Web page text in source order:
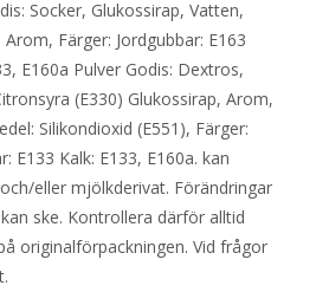
Socker, Glukossirap, Vatten,
Färger: Jordgubbar: E163
E160a Pulver Godis: Dextros,
(E330) Glukossirap, Arom,
Silikondioxid (E551), Färger:
E133 Kalk: E133, E160a. kan
eller mjölkderivat. Förändringar
ske. Kontrollera därför alltid
originalförpackningen. Vid frågor